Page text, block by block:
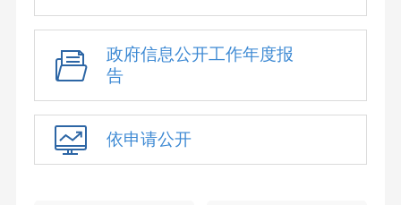
政府信息公开工作年度报
告
依申请公开